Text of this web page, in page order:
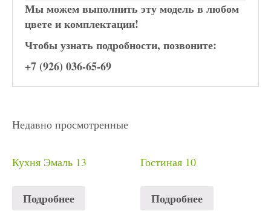
Мы можем выполнить эту модель в любом
цвете и комплектации!
Чтобы узнать подробности, позвоните:
+7 (926) 036-65-69
Недавно просмотренные
Кухня Эмаль 13
Подробнее
Гостиная 10
Подробнее